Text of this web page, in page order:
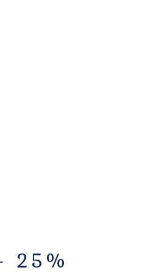
25%